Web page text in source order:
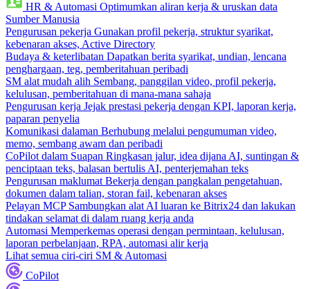
HR & Automasi Optimumkan aliran kerja & uruskan data
Sumber Manusia
Pengurusan pekerja Gunakan profil pekerja, struktur syarikat,
kebenaran akses, Active Directory
Budaya & keterlibatan Dapatkan berita syarikat, undian, lencana
penghargaan, teg, pemberitahuan peribadi
SM alat mudah alih Sembang, panggilan video, profil pekerja,
kelulusan, pemberitahuan di mana-mana sahaja
Pengurusan kerja Jejak prestasi pekerja dengan KPI, laporan kerja,
paparan penyelia
Komunikasi dalaman Berhubung melalui pengumuman video,
memo, sembang awam dan peribadi
CoPilot dalam Suapan Ringkasan jalur, idea dijana AI, suntingan &
penciptaan teks, balasan bertulis AI, penterjemahan teks
Pengurusan maklumat Bekerja dengan pangkalan pengetahuan,
dokumen dalam talian, storan fail, kebenaran akses
Pelayan MCP Sambungkan alat AI luaran ke Bitrix24 dan lakukan
tindakan selamat di dalam ruang kerja anda
Automasi Memperkemas operasi dengan permintaan, kelulusan,
laporan perbelanjaan, RPA, automasi alir kerja
Lihat semua ciri-ciri SM & Automasi
CoPilot